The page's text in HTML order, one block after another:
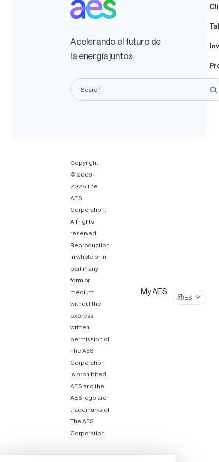
Acelerando el futuro de
la energía juntos
Copyright
© 2009-
2026 The
AES
Corporation.
All rights
reserved.
Reproduction
in whole or in
part in any
form or
medium
without the
express
written
permission of
The AES
Corporation
is prohibited.
AES and the
AES logo are
trademarks of
The AES
Corporation.
My AES
ES